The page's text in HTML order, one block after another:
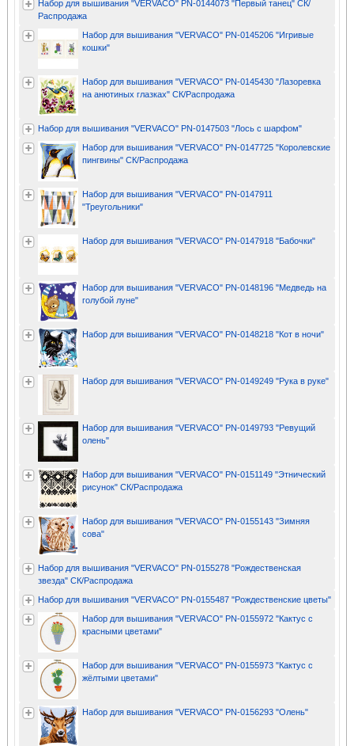
Набор для вышивания "VERVACO" PN-0144073 "Первый танец" СК/
Распродажа
Набор для вышивания "VERVACO" PN-0145206 "Игривые
кошки"
Набор для вышивания "VERVACO" PN-0145430 "Лазоревка
на анютиных глазках" СК/Распродажа
Набор для вышивания "VERVACO" PN-0147503 "Лось с шарфом"
Набор для вышивания "VERVACO" PN-0147725 "Королевские
пингвины" СК/Распродажа
Набор для вышивания "VERVACO" PN-0147911
"Треугольники"
Набор для вышивания "VERVACO" PN-0147918 "Бабочки"
Набор для вышивания "VERVACO" PN-0148196 "Медведь на
голубой луне"
Набор для вышивания "VERVACO" PN-0148218 "Кот в ночи"
Набор для вышивания "VERVACO" PN-0149249 "Рука в руке"
Набор для вышивания "VERVACO" PN-0149793 "Ревущий
олень"
Набор для вышивания "VERVACO" PN-0151149 "Этнический
рисунок" СК/Распродажа
Набор для вышивания "VERVACO" PN-0155143 "Зимняя
сова"
Набор для вышивания "VERVACO" PN-0155278 "Рождественская
звезда" СК/Распродажа
Набор для вышивания "VERVACO" PN-0155487 "Рождественские цветы"
Набор для вышивания "VERVACO" PN-0155972 "Кактус с
красными цветами"
Набор для вышивания "VERVACO" PN-0155973 "Кактус с
жёлтыми цветами"
Набор для вышивания "VERVACO" PN-0156293 "Олень"